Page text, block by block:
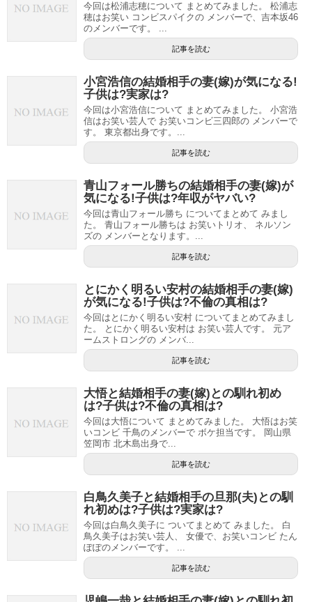
今回は松浦志穂について まとめてみました。 松浦志
穂はお笑い コンビスパイクの メンバーで、吉本坂46
のメンバーです。 ...
記事を読む
小宮浩信の結婚相手の妻(嫁)が気になる!
子供は?実家は?
今回は小宮浩信について まとめてみました。 小宮浩
信はお笑い芸人で お笑いコンビ三四郎の メンバーで
す。 東京都出身です。...
記事を読む
青山フォール勝ちの結婚相手の妻(嫁)が
気になる!子供は?年収がヤバい?
今回は青山フォール勝ち についてまとめて みまし
た。 青山フォール勝ちは お笑いトリオ、 ネルソン
ズの メンバーとなります。...
記事を読む
とにかく明るい安村の結婚相手の妻(嫁)
が気になる!子供は?不倫の真相は?
今回はとにかく明るい安村 についてまとめてみまし
た。 とにかく明るい安村は お笑い芸人です。 元ア
ームストロングの メンバ...
記事を読む
大悟と結婚相手の妻(嫁)との馴れ初め
は?子供は?不倫の真相は?
今回は大悟について まとめてみました。 大悟はお笑
いコンビ 千鳥のメンバーで ボケ担当です。 岡山県
笠岡市 北木島出身で...
記事を読む
白鳥久美子と結婚相手の旦那(夫)との馴
れ初めは?子供は?実家は?
今回は白鳥久美子に ついてまとめて みました。 白
鳥久美子はお笑い芸人、 女優で、お笑いコンビ たん
ぽぽのメンバーです。 ...
記事を読む